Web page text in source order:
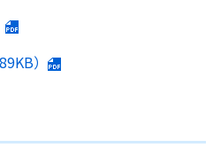
の確認の取り組み
トでかかる費用とは？
へ
）